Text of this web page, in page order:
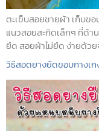
ตะเข็บสอยชายผ้า เก็บขอ
แนวสอยสะกิดเล็กๆ ที่ด้า
ยืด สอยผ้าไม่ยืด ง่ายด้ว
วิธีสอดยางยืดขอบกางเ